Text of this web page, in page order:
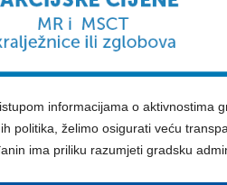
informacijama o aktivnostima
politika, želimo osigurati veću
ima priliku razumjeti gradsku